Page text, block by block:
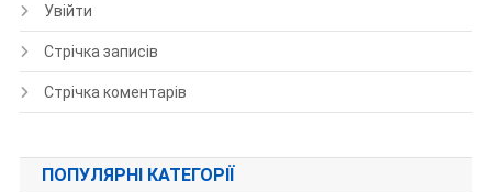
Увійти
Стрічка записів
Стрічка коментарів
ПОПУЛЯРНІ КАТЕГОРІЇ